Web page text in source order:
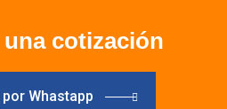
cotización
Whastapp